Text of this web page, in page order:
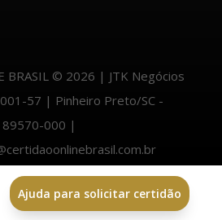
BRASIL © 2026 | JTK Negócios
57 | Pinheiro Preto/SC -
89570-000 |
Ajuda para solicitar certidão